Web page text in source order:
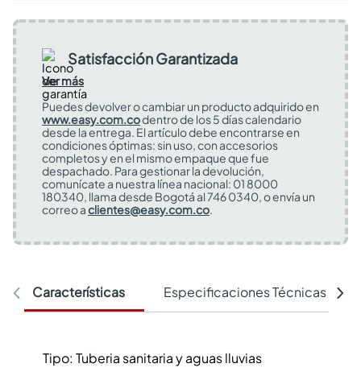
Satisfacción Garantizada
Ver más
Puedes devolver o cambiar un producto adquirido en
www.easy.com.codentro de los 5 días calendario
desde la entrega. El artículo debe encontrarse en
condiciones óptimas: sin uso, con accesorios
completos y en el mismo empaque que fue
despachado. Para gestionar la devolución,
comunícate a nuestra línea nacional: 01 8000
180340, llama desde Bogotá al 746 0340, o envía un
correo aclientes@easy.com.co.
Características Especificaciones Técnicas
Tipo: Tuberia sanitaria y aguas lluvias